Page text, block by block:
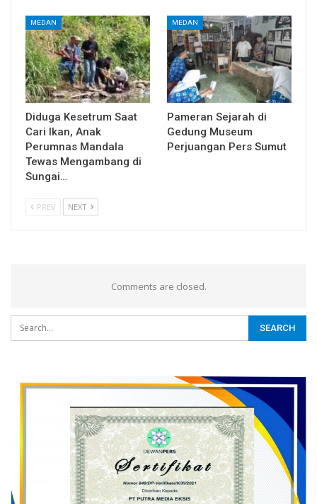
MEDAN
Diduga Kesetrum Saat
Cari Ikan, Anak
Perumnas Mandala
Tewas Mengambang di
Sungai…
MEDAN
Pameran Sejarah di
Gedung Museum
Perjuangan Pers Sumut
PREV NEXT
Comments are closed.